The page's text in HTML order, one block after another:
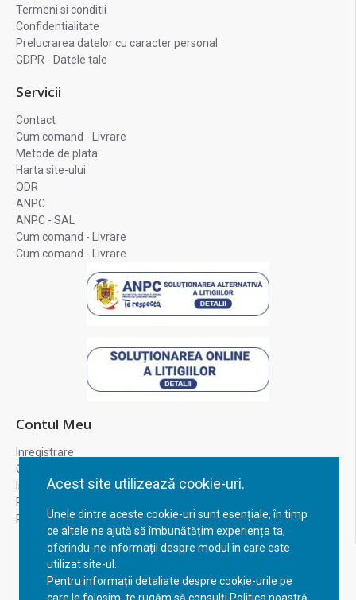
Acest site utilizează cookie-uri.
Unele dintre aceste cookie-uri sunt esențiale, în timp
ce altele ne ajută să îmbunătățim experiența ta,
oferindu-ne informații despre modul în care este
utilizat site-ul.
Pentru informații detaliate despre cookie-urile pe
Termeni si conditii
Confidentialitate
Prelucrarea datelor cu caracter personal
GDPR - Datele tale
Servicii
Contact
Cum comand - Livrare
Metode de plata
Harta site-ului
ODR
ANPC
ANPC - SAL
Cum comand - Livrare
Cum comand - Livrare
Contul Meu
Inregistrare
Contul meu
Istoric comenzi
Recuperare parola
Returnare produs